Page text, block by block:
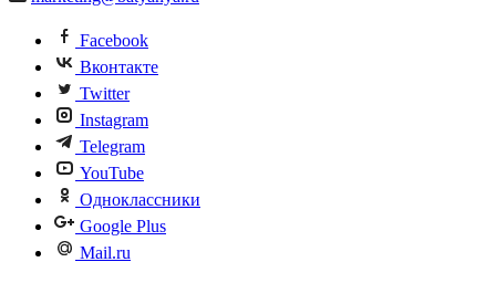
Facebook
Вконтакте
Twitter
Instagram
Telegram
YouTube
Одноклассники
Google Plus
Mail.ru